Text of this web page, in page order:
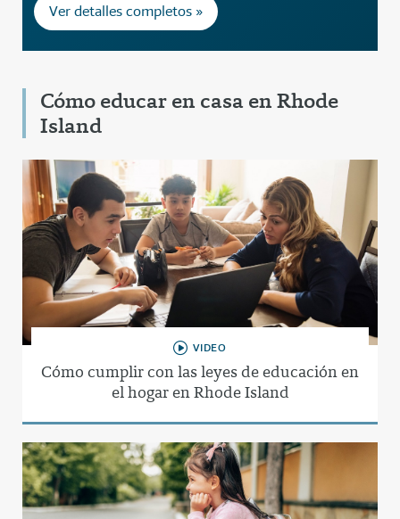
Ver detalles completos »
Cómo educar en casa en Rhode
Island
VIDEO
Cómo cumplir con las leyes de educación en
el hogar en Rhode Island